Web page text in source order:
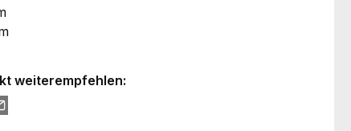
weiterempfehlen: